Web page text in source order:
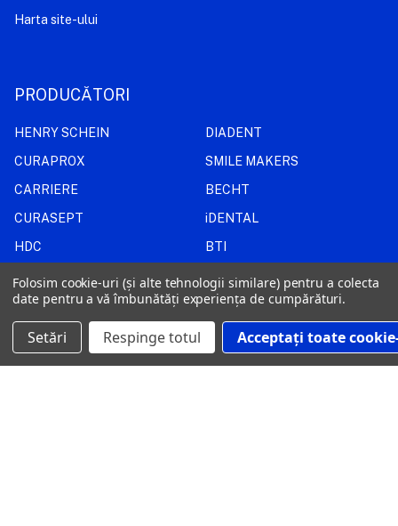
Harta site-ului
PRODUCĂTORI
HENRY SCHEIN
CURAPROX
CARRIERE
CURASEPT
HDC
WATERPIK
DIADENT
SMILE MAKERS
BECHT
iDENTAL
BTI
Vezi tot
Folosim cookie-uri (și alte tehnologii similare) pentru a colecta
date pentru a vă îmbunătăți experiența de cumpărături.
Setări Respinge totul Acceptați toate